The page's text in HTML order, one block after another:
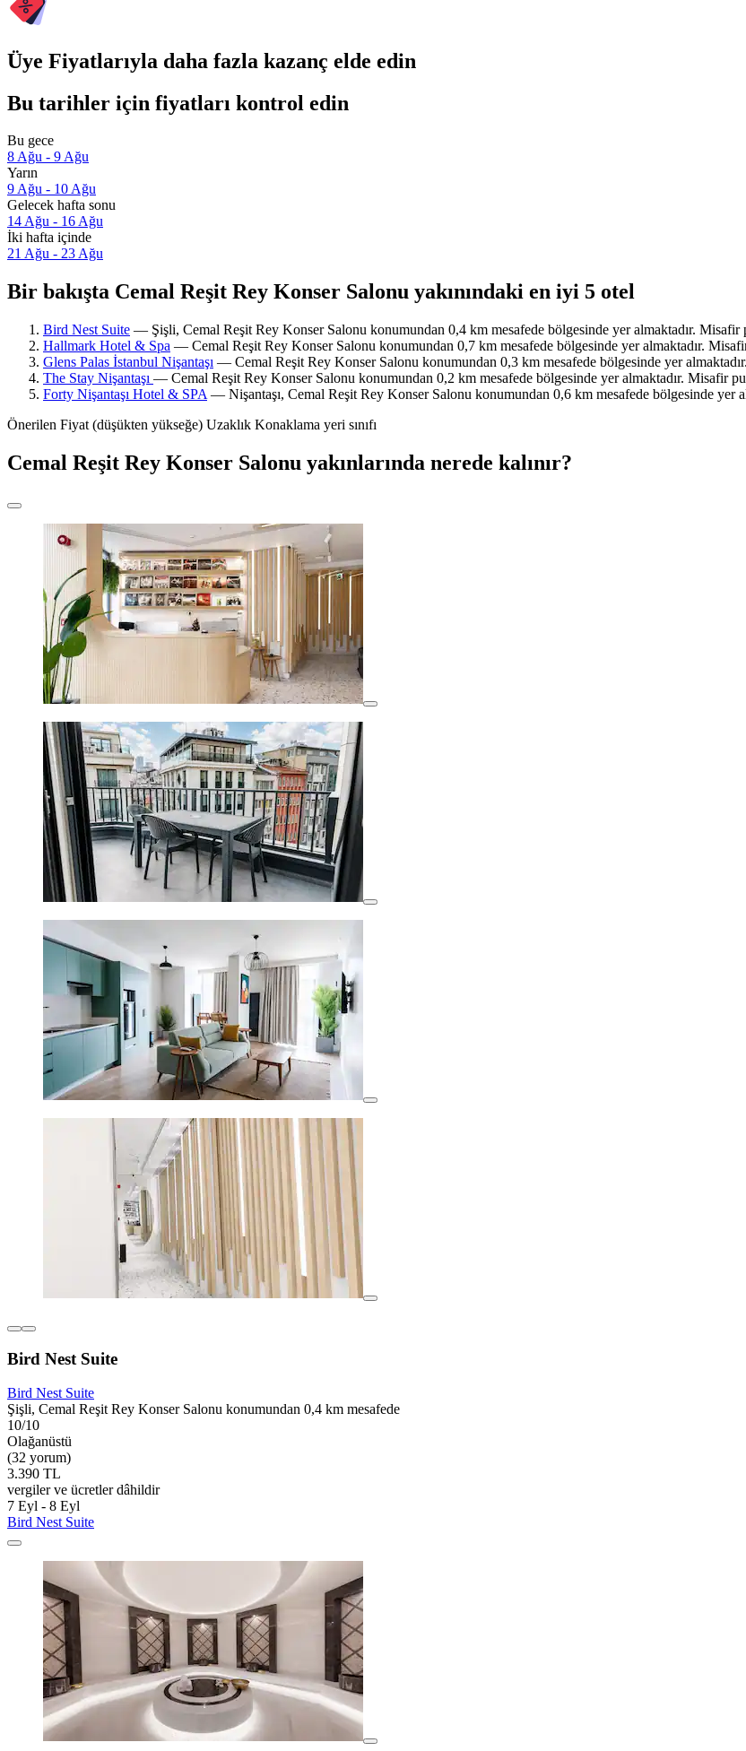
Üye Fiyatlarıyla daha fazla kazanç elde edin
Bu tarihler için fiyatları kontrol edin
Bu gece
8 Ağu - 9 Ağu
Yarın
9 Ağu - 10 Ağu
Gelecek hafta sonu
14 Ağu - 16 Ağu
İki hafta içinde
21 Ağu - 23 Ağu
Bir bakışta Cemal Reşit Rey Konser Salonu yakınındaki en iyi 5 otel
Bird Nest Suite — Şişli, Cemal Reşit Rey Konser Salonu konumundan 0,4 km mesafede bölgesinde yer almaktadır. Misafir
Hallmark Hotel & Spa — Cemal Reşit Rey Konser Salonu konumundan 0,7 km mesafede bölgesinde yer almaktadır.
Glens Palas İstanbul Nişantaşı — Cemal Reşit Rey Konser Salonu konumundan 0,3 km mesafede bölgesinde yer
The Stay Nişantaşı — Cemal Reşit Rey Konser Salonu konumundan 0,2 km mesafede bölgesinde yer almaktadır. Misafir
Forty Nişantaşı Hotel & SPA — Nişantaşı, Cemal Reşit Rey Konser Salonu konumundan 0,6 km mesafede bölgesinde yer
Önerilen Fiyat (düşükten yükseğe) Uzaklık Konaklama yeri sınıfı
Cemal Reşit Rey Konser Salonu yakınlarında nerede kalınır?
Bird Nest Suite
Bird Nest Suite
Şişli, Cemal Reşit Rey Konser Salonu konumundan 0,4 km mesafede
10/10
Olağanüstü
(32 yorum)
3.390 TL
vergiler ve ücretler dâhildir
7 Eyl - 8 Eyl
Bird Nest Suite